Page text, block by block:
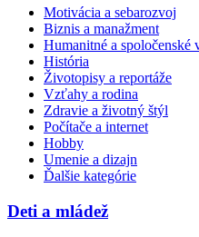
Motivácia a sebarozvoj
Biznis a manažment
Humanitné a spoločenské
História
Životopisy a reportáže
Vzťahy a rodina
Zdravie a životný štýl
Počítače a internet
Hobby
Umenie a dizajn
Ďalšie kategórie
Deti a mládež